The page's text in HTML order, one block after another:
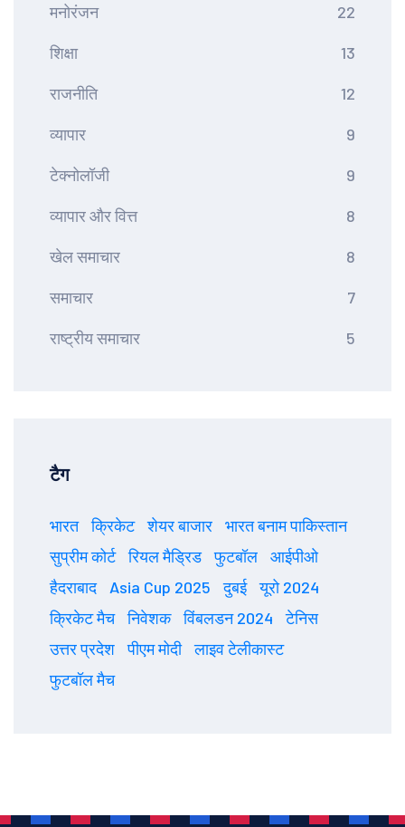
मनोरंजन 22
शिक्षा 13
राजनीति 12
व्यापार 9
टेक्नोलॉजी 9
व्यापार और वित्त 8
खेल समाचार 8
समाचार 7
राष्ट्रीय समाचार 5
टैग
भारत क्रिकेट शेयर बाजार
भारत बनाम पाकिस्तान
सुप्रीम कोर्ट
रियल मैड्रिड फुटबॉल
आईपीओ
हैदराबाद
Asia Cup 2025 दुबई
यूरो 2024
क्रिकेट मैच
निवेशक विंबलडन 2024
टेनिस
उत्तर प्रदेश
पीएम मोदी
लाइव टेलीकास्ट
फुटबॉल मैच